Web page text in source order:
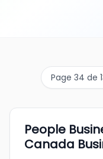
Page 34 de
People
Canada